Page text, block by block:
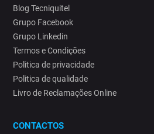
Blog Tecniquitel
Grupo Facebook
Grupo Linkedin
Termos e Condições
Politica de privacidade
Politica de qualidade
Livro de Reclamações Online
CONTACTOS